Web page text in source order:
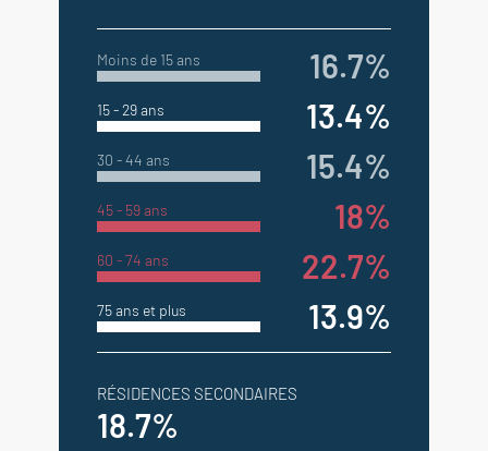
Moins de 15 ans 16.7%
15 - 29 ans 13.4%
30 - 44 ans 15.4%
45 - 59 ans 18%
60 - 74 ans 22.7%
75 ans et plus 13.9%
RÉSIDENCES SECONDAIRES
18.7%